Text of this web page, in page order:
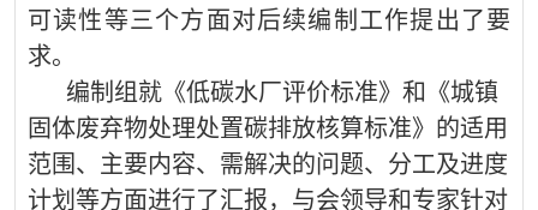
可读性等三个方面对后续编制工作提出了要
求。
编制组就《低碳水厂评价标准》和《城镇
固体废弃物处理处置碳排放核算标准》的适用
范围、主要内容、需解决的问题、分工及进度
计划等方面进行了汇报，与会领导和专家针对